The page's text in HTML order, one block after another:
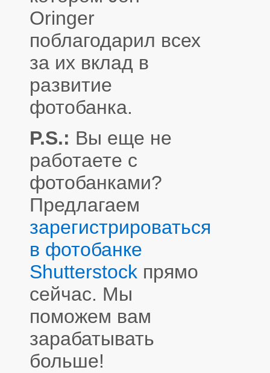
Oringer
поблагодарил всех
за их вклад в
развитие
фотобанка.
P.S.: Вы еще не
работаете с
фотобанками?
Предлагаем
зарегистрироваться
в фотобанке
Shutterstock прямо
сейчас. Мы
поможем вам
зарабатывать
больше!